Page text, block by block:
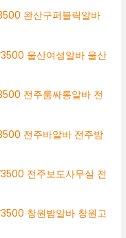
완산구퍼블릭알바
울산여성알바 울산
전주룸싸롱알바 전
전주바알바 전주밤
전주보도사무실 전
창원밤알바 창원고